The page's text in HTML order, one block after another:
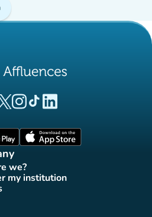
tab)
(new tab)
(new tab)(new tab)
(new tab)
we?tab)
my institution
(new tab)
tab)